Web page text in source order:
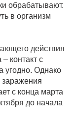
обрабатывают.
в организм
действия
контакт с
угодно. Однако
заражения
с конца марта
до начала